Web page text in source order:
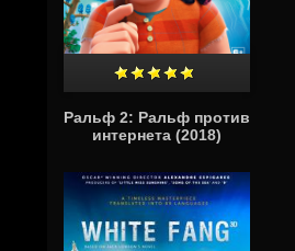
Ральф 2: Ральф против
интернета (2018)